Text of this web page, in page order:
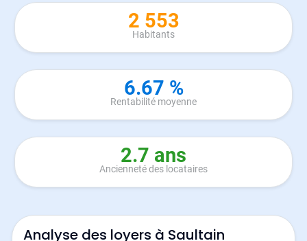
2 553
Habitants
6.67 %
Rentabilité moyenne
2.7 ans
Ancienneté des locataires
Analyse des loyers à Saultain